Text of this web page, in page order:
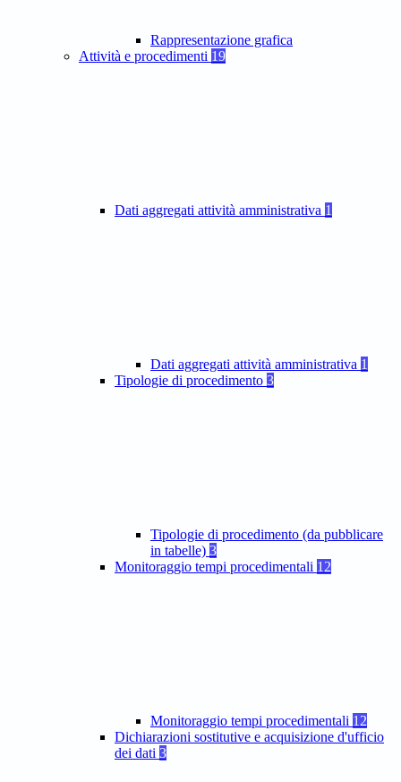
Rappresentazione grafica
Attività e procedimenti 19
Dati aggregati attività amministrativa 1
Dati aggregati attività amministrativa 1
Tipologie di procedimento 3
Tipologie di procedimento (da pubblicare
in tabelle) 3
Monitoraggio tempi procedimentali 12
Monitoraggio tempi procedimentali 12
Dichiarazioni sostitutive e acquisizione d'ufficio
dei dati 3